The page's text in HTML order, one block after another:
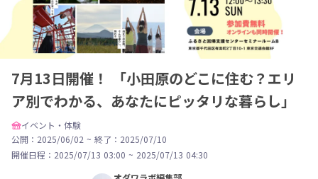
7月13日開催！ 「小田原のどこに住む？エリ
ア別でわかる、あなたにピッタリな暮らし」
イベント・体験
公開：2025/06/02 ~ 終了：2025/07/10
開催日程： 2025/07/13 03:00 ~ 2025/07/13 04:30